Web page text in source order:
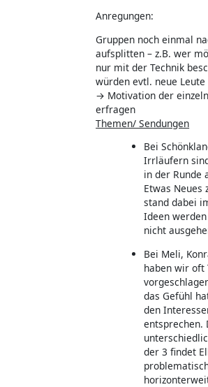
Anregungen:
Gruppen noch einmal
aufsplitten – z.B. wer
nur mit der Technik
würden evtl. neue
→ Motivation der
erfragen
Themen/ Sendungen
Bei
Irrläufern
in der Runde
Etwas Neues
stand dabei
Ideen
nicht
Bei Meli,
haben wir oft
das Gefühl
den
entsprechen.
der 3 findet